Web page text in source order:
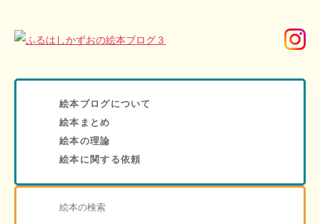
絵本ブログについて
絵本まとめ
絵本の理論
絵本に関する依頼